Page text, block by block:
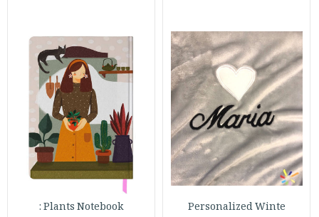
Personalized Winte
Plants Notebook :